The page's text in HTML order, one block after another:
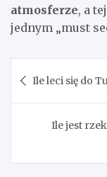
atmosferze, a
jednym „must
wpisu
Ile leci się do
Ile jest